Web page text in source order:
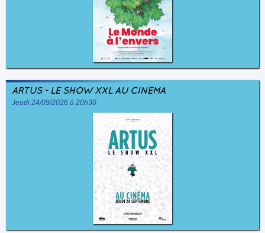
ARTUS - LE SHOW XXL AU CINÉMA
Jeudi 24/09/2026 à 20h30